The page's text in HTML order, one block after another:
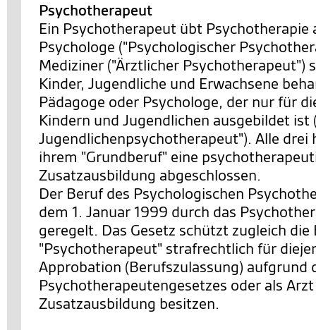
Psychotherapeut
Ein Psychotherapeut übt Psychotherapie
Psychologe ("Psychologischer
Mediziner ("Ärztlicher Psychotherapeut")
Kinder, Jugendliche und Erwachsene
Pädagoge oder Psychologe, der nur für
Kindern und Jugendlichen ausgebildet ist
Jugendlichenpsychotherapeut"). Alle drei
ihrem "Grundberuf" eine
Zusatzausbildung abgeschlossen.
Der Beruf des Psychologischen
dem 1. Januar 1999 durch das
geregelt. Das Gesetz schützt zugleich
"Psychotherapeut" strafrechtlich für
Approbation (Berufszulassung) aufgrund
Psychotherapeutengesetzes oder als
Zusatzausbildung besitzen.